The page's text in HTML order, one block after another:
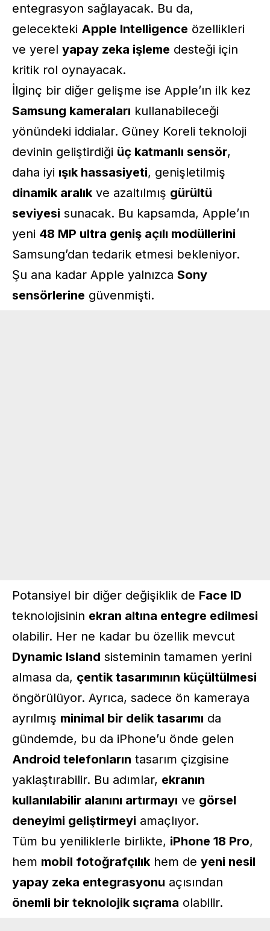
entegrasyon sağlayacak. Bu da,
gelecekteki Apple Intelligence özellikleri
ve yerel yapay zeka işleme desteği için
kritik rol oynayacak.
İlginç bir diğer gelişme ise Apple’ın ilk kez
Samsung kameraları kullanabileceği
yönündeki iddialar. Güney Koreli teknoloji
devinin geliştirdiği üç katmanlı sensör,
daha iyi ışık hassasiyeti, genişletilmiş
dinamik aralık ve azaltılmış gürültü
seviyesi sunacak. Bu kapsamda, Apple’ın
yeni 48 MP ultra geniş açılı modüllerini
Samsung’dan tedarik etmesi bekleniyor.
Şu ana kadar Apple yalnızca Sony
sensörlerine güvenmişti.
Potansiyel bir diğer değişiklik de Face ID
teknolojisinin ekran altına entegre edilmesi
olabilir. Her ne kadar bu özellik mevcut
Dynamic Island sisteminin tamamen yerini
almasa da, çentik tasarımının küçültülmesi
öngörülüyor. Ayrıca, sadece ön kameraya
ayrılmış minimal bir delik tasarımı da
gündemde, bu da iPhone’u önde gelen
Android telefonların tasarım çizgisine
yaklaştırabilir. Bu adımlar, ekranın
kullanılabilir alanını artırmayı ve görsel
deneyimi geliştirmeyi amaçlıyor.
Tüm bu yeniliklerle birlikte, iPhone 18 Pro,
hem mobil fotoğrafçılık hem de yeni nesil
yapay zeka entegrasyonu açısından
önemli bir teknolojik sıçrama olabilir.